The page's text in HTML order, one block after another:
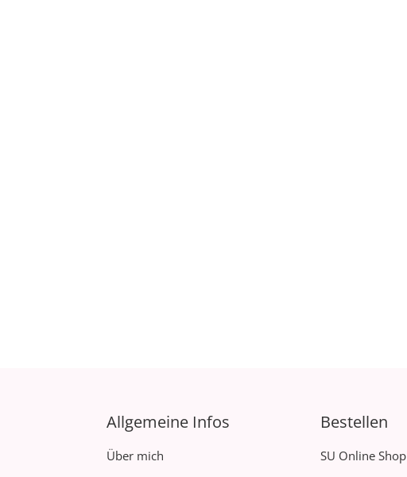
Allgemeine Infos
Über mich
Bestellen
SU Online Shop